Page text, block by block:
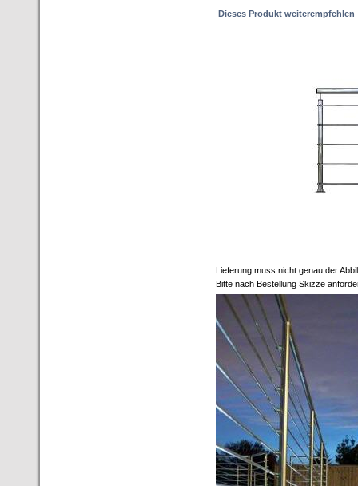
Dieses Produkt weiterempfehlen
Lieferung muss nicht genau der
Bitte nach Bestellung Skizze